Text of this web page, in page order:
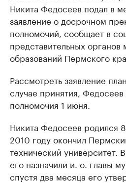
Никита Федосеев подал в
заявление о досрочном
полномочий, сообщает в
представительных органов
образований Пермского
Рассмотреть заявление
случае принятия,
полномочия 1 июня.
Никита Федосеев родился
2010 году окончил
технический университет.
его назначили и. о. главы
спустя два месяца его